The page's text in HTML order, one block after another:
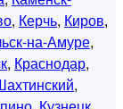
, Керчь, Киров,
на-Амуре,
, Краснодар,
,